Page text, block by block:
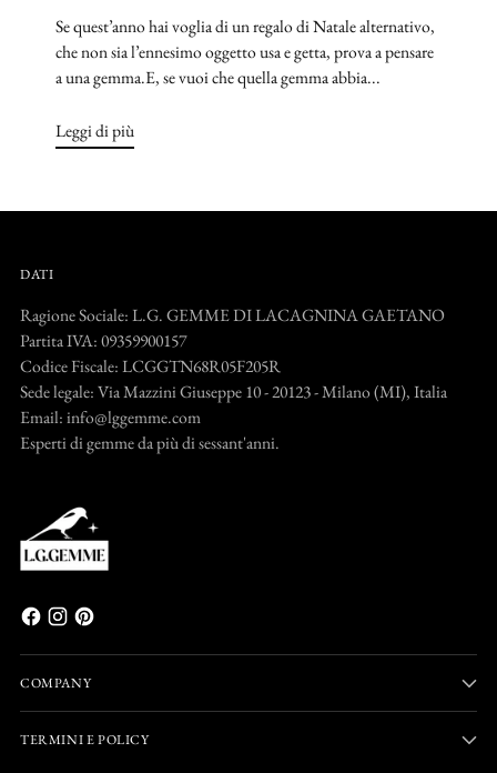
Se quest’anno hai voglia di un regalo di Natale alternativo,
che non sia l’ennesimo oggetto usa e getta, prova a pensare
a una gemma.E, se vuoi che quella gemma abbia...
Leggi di più
DATI
Ragione Sociale: L.G. GEMME DI LACAGNINA GAETANO
Partita IVA: 09359900157
Codice Fiscale: LCGGTN68R05F205R
Sede legale: Via Mazzini Giuseppe 10 - 20123 - Milano (MI), Italia
Email: info@lggemme.com
Esperti di gemme da più di sessant'anni.
COMPANY
TERMINI E POLICY